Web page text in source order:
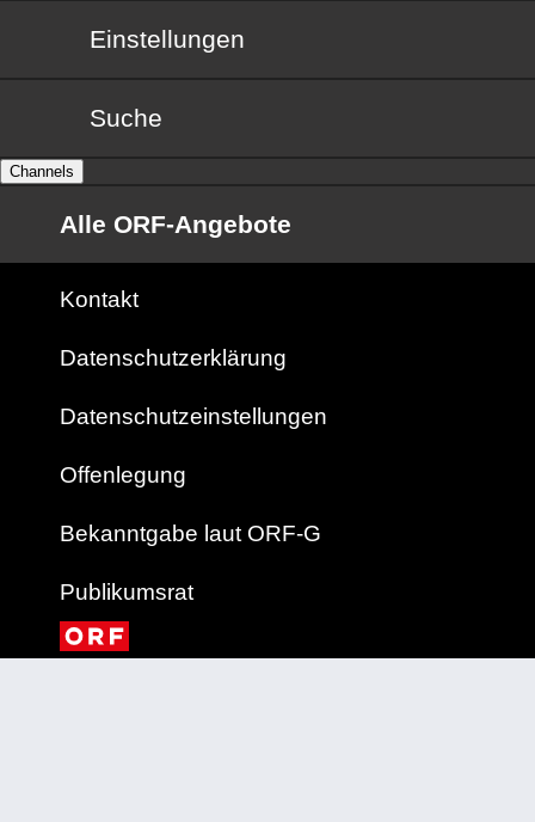
Einstellungen
Suche
Channels
Alle ORF-Angebote
Kontakt
Datenschutzerklärung
Datenschutzeinstellungen
Offenlegung
Bekanntgabe laut ORF-G
Publikumsrat